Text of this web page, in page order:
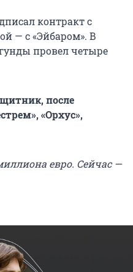
контракт с
— с «Эйбаром». В
провел четыре
после
«Орхус»,
евро. Сейчас —